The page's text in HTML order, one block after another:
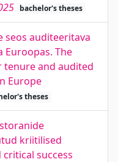
bachelor's theses
seos auditeeritava
The
and audited
Europe
theses
kriitilised
success